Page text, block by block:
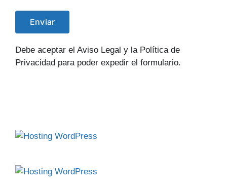
Debe aceptar el Aviso Legal y la Política de
Privacidad para poder expedir el formulario.